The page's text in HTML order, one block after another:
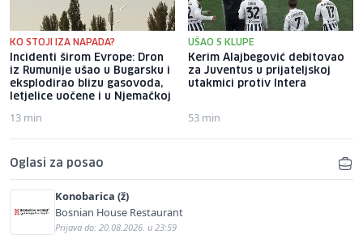
KO STOJI IZA NAPADA?
Incidenti širom Evrope: Dron
iz Rumunije ušao u Bugarsku i
eksplodirao blizu gasovoda,
letjelice uočene i u Njemačkoj
13 min
UŠAO S KLUPE
Kerim Alajbegović debitovao
za Juventus u prijateljskoj
utakmici protiv Intera
53 min
Oglasi za posao
Konobarica (ž)
Bosnian House Restaurant
Prijava do: 20.08.2026. u 23:59